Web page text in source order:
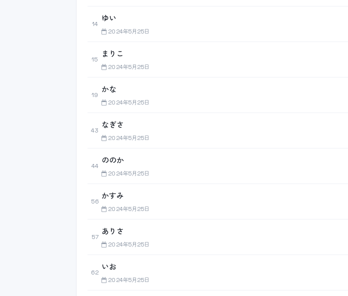
14
ゆい
2024年5月25日
15
まりこ
2024年5月25日
19
かな
2024年5月25日
43
なぎさ
2024年5月25日
44
ののか
2024年5月25日
56
かすみ
2024年5月25日
57
ありさ
2024年5月25日
62
いお
2024年5月25日